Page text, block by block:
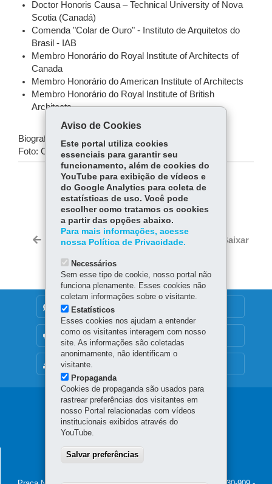
Doctor Honoris Causa – Technical University of Nova
Scotia (Canadá)
Comenda "Colar de Ouro" - Instituto de Arquitetos do
Brasil - IAB
Membro Honorário do Royal Institute of Architects of
Canada
Membro Honorário do American Institute of Architects
Membro Honorário do Royal Institute of British
Architects
Biografia: Cerimonial do Governo do Estado
Foto: Oficial
COMPARTILHE:
Fa
ce
bo
Tw
itt
W
ts
Voltar Início Imprimir Baixar
MAPA DO SITE
DENUNCIE CORRUPÇÃO
OUVIDORIA
Navegação
Principal
Casa
CASA CIVIL
Aviso de Cookies
Este portal utiliza cookies
essenciais para garantir seu
funcionamento, além de cookies do
YouTube para exibição de vídeos e
do Google Analytics para coleta de
estatísticas de uso. Você pode
escolher como tratamos os cookies
a partir das opções abaixo.
Para mais informações, acesse
nossa Política de Privacidade.
Necessários
Sem esse tipo de cookie, nosso portal não
funciona plenamente. Esses cookies não
coletam informações sobre o visitante.
Estatísticos
Esses cookies nos ajudam a entender
como os visitantes interagem com nosso
site. As informações são coletadas
anonimamente, não identificam o
visitante.
Propaganda
Cookies de propaganda são usados para
rastrear preferências dos visitantes em
nosso Portal relacionadas com vídeos
institucionais exibidos através do
YouTube.
Salvar preferências